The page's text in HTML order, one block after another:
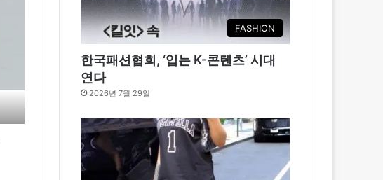
FASHION
한국패션협회, ‘입는 K-콘텐츠’ 시대
연다
2026년 7월 29일